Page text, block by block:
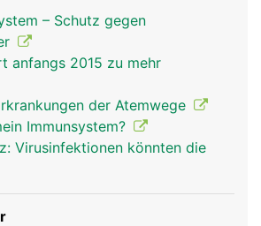
– Schutz gegen
anfangs 2015 zu mehr
der Atemwege
Immunsystem?
Virusinfektionen könnten die